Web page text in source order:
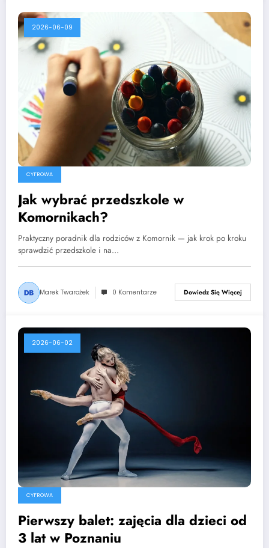
2026-06-09
CYFROWA
Jak wybrać przedszkole w
Komornikach?
Praktyczny poradnik dla rodziców z Komornik — jak krok po kroku
sprawdzić przedszkole i na…
Marek Twarożek 0 Komentarze Dowiedz Się Więcej
2026-06-02
CYFROWA
Pierwszy balet: zajęcia dla dzieci od
3 lat w Poznaniu